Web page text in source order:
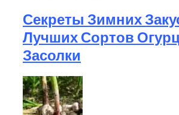
Секреты Зимних
Лучших Сортов
Засолки